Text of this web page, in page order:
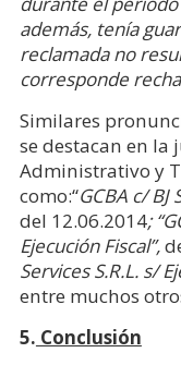
además, tenía
reclamada no
corresponde
Similares
se destacan en la
Administrativo y
como:“GCBA c/ BJ
del 12.06.2014;
Ejecución Fiscal”,
Services S.R.L. s/
entre muchos
5. Conclusión